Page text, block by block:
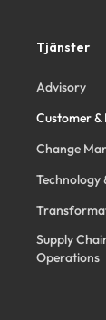
Tjänster
Advisory
Customer &
Change
Technology
Supply
Operations